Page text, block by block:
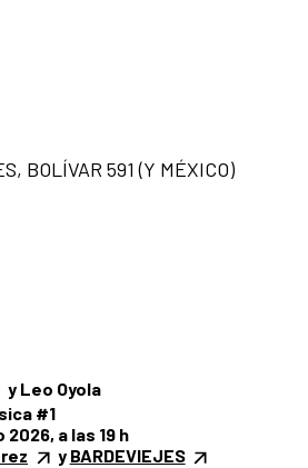
y Leo Oyola
#1
a las 19 h
y BARDEVIEJES
BOLÍVAR 591 (Y MÉXICO)